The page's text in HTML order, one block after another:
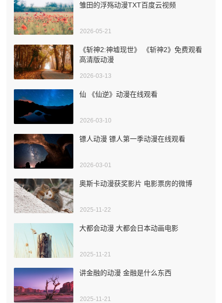
雏田的浮殇动漫TXT百度云视频
2026-05-21
《斩神2:神墟现世》 《斩神2》免费观看
高清版动漫
2026-03-13
仙 《仙逆》动漫在线观看
2026-03-10
镖人动漫 镖人第一季动漫在线观看
2026-03-01
奥斯卡动漫获奖影片 电影票房的微博
2025-11-22
大都会动漫 大都会日本动画电影
2025-11-21
讲金融的动漫 金融是什么东西
2025-11-21